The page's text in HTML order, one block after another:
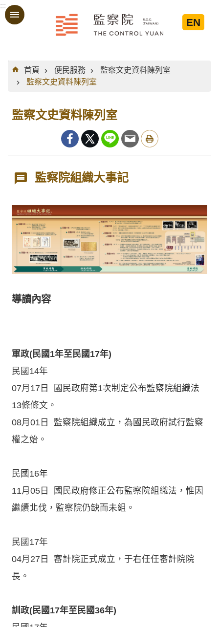
跳到主要內容區塊
:::
EN
:::
首頁
便民服務
監察文史資料陳列室
監察文史資料陳列室
監察文史資料陳列室
監察院組織大事記
導讀內容
軍政(民國1年至民國17年)
民國14年
07月17日 國民政府第1次制定公布監察院組織法
13條條文。
08月01日 監察院組織成立，為國民政府試行監察
權之始。
民國16年
11月05日 國民政府修正公布監察院組織法，惟因
繼續北伐，監察院仍缺而未組。
民國17年
04月27日 審計院正式成立，于右任任審計院院
長。
訓政(民國17年至民國36年)